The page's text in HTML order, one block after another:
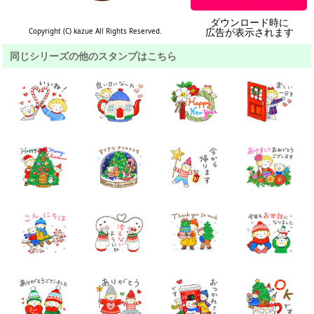
Copyright (C) kazue All Rights Reserved.
ダウンロード時に
広告が表示されます
同じシリーズの他のスタンプはこちら